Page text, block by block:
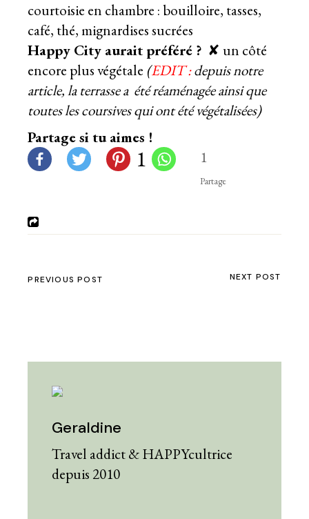
courtoisie en chambre : bouilloire, tasses,
café, thé, mignardises sucrées
Happy City aurait préféré ? ✘ un côté
encore plus végétale (EDIT :depuis notre
article, la terrasse a été réaménagée ainsi que
toutes les coursives qui ont été végétalisées)
Partage si tu aimes !
1 1
Partage
PREVIOUS POST NEXT POST
Geraldine
Travel addict & HAPPYcultrice
depuis 2010